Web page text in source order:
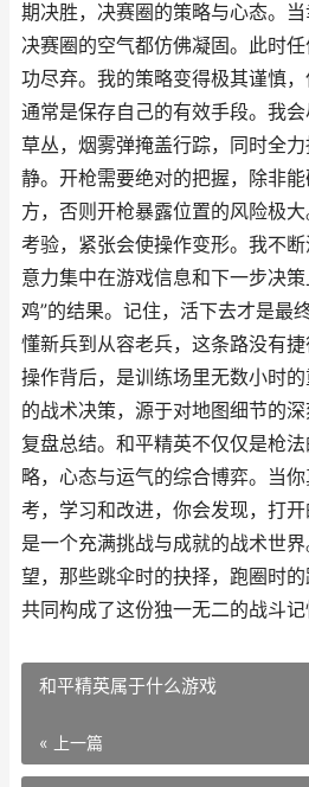
期决胜，决赛圈的策略与心态。当
决赛圈的空气都仿佛凝固。此时
功尽弃。我的策略变得极其谨慎
通常是保存自己的有效手段。我
草丛，烟雾弹掩盖行踪，同时全
静。开枪需要绝对的把握，除非
方，否则开枪暴露位置的风险极
考验，紧张会使操作变形。我不
意力集中在游戏信息和下一步决
鸡”的结果。记住，活下去才是最
懂新兵到从容老兵，这条路没有
操作背后，是训练场里无数小时
的战术决策，源于对地图细节的
复盘总结。和平精英不仅仅是枪
略，心态与运气的综合博弈。当
考，学习和改进，你会发现，打
是一个充满挑战与成就的战术世
望，那些跳伞时的抉择，跑圈时的
共同构成了这份独一无二的战斗记
和平精英属于什么游戏
« 上一篇